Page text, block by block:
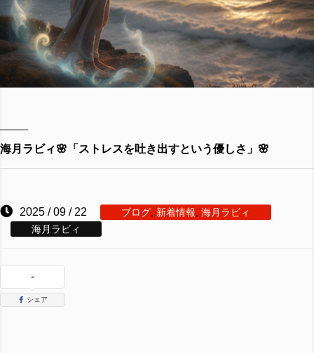
海月ラビィ🌸「ストレスを吐き出すという優しさ」🌸
2025 / 09 / 22 ブログ 新着情報 海月ラビィ
海月ラビィ
-
シェア